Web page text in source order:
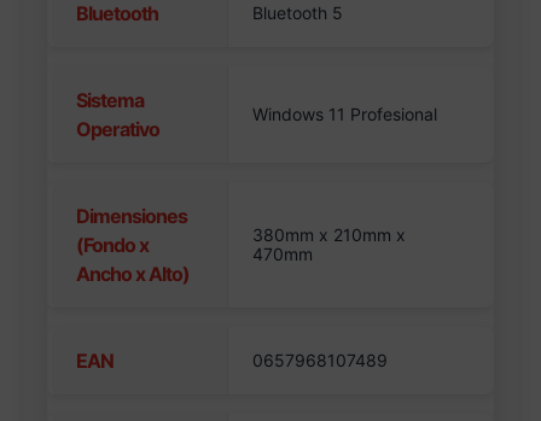
Bluetooth Bluetooth 5
Sistema
Operativo
Windows 11 Profesional
Dimensiones
(Fondo x
Ancho x Alto)
380mm x 210mm x
470mm
EAN 0657968107489